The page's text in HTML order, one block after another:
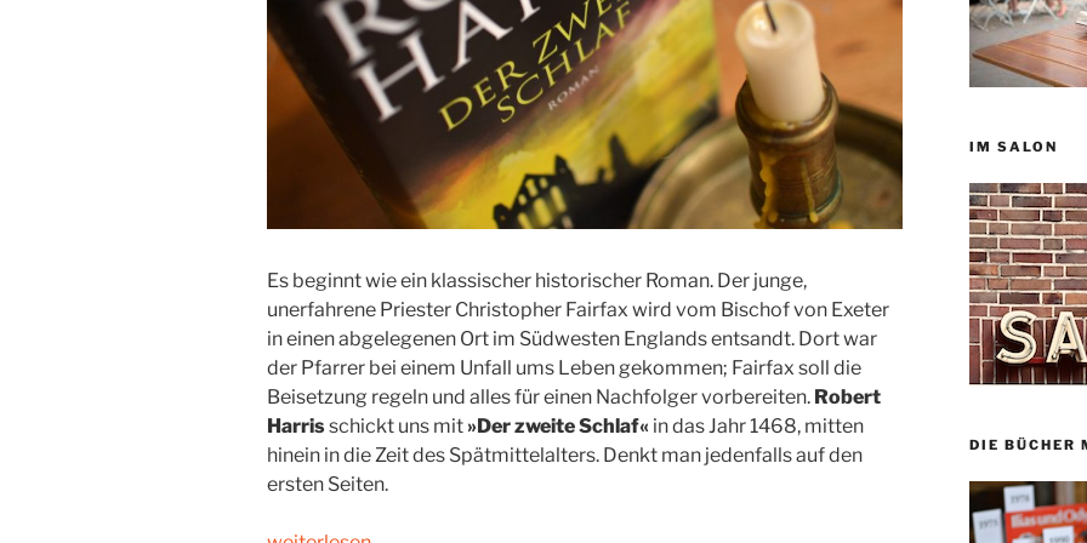
Es beginnt wie ein klassischer historischer Roman. Der junge,
unerfahrene Priester Christopher Fairfax wird vom Bischof von Exeter
in einen abgelegenen Ort im Südwesten Englands entsandt. Dort war
der Pfarrer bei einem Unfall ums Leben gekommen; Fairfax soll die
Beisetzung regeln und alles für einen Nachfolger vorbereiten. Robert
Harrisschickt uns mit »Der zweite Schlaf« in das Jahr 1468, mitten
hinein in die Zeit des Spätmittelalters. Denkt man jedenfalls auf den
ersten Seiten.
IM SALON
DIE BÜCHER